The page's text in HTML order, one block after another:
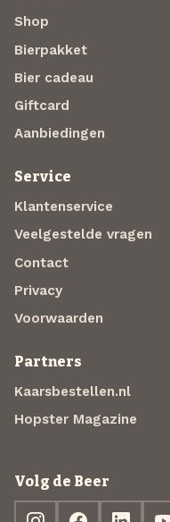
Shop
Bierpakket
Bier cadeau
Giftcard
Aanbiedingen
Service
Klantenservice
Veelgestelde vragen
Contact
Privacy
Voorwaarden
Partners
Kaarsbestellen.nl
Hopster Magazine
Volg de Beer